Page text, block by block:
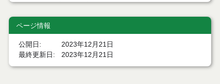
能代市森林・林業活性化総合支援事業費補助金交付
要綱
能代市部活動地域展開推進協議会設置要綱
能代市介護保険サービス低所得者利用者負担軽減制
ページ情報
公開日
2023年12月21日
最終更新日
2023年12月21日